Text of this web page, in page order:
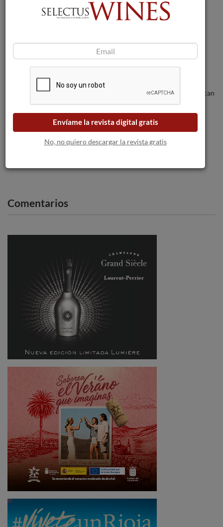
primer blanco criado sobre lías en roble
francés.
Los incendios forestales amenazan a las
bodegas a medida que las llamas se acercan
a Burdeos.
Rioja materializa su apuesta por la
"Sostenibilidad Inteligente"
Comentarios
Envíame la revista digital gratis
No, no quiero descargar la revista gratis